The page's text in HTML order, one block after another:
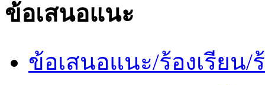
ข้อเสนอแนะ
ข้อเสนอแนะ/ร้องเรียน/